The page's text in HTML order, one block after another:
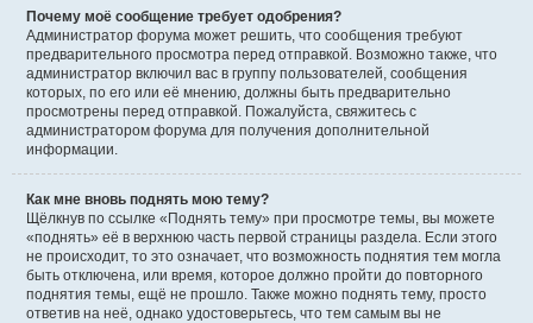
Почему моё сообщение требует одобрения?
Администратор форума может решить, что сообщения требуют
предварительного просмотра перед отправкой. Возможно также, что
администратор включил вас в группу пользователей, сообщения
которых, по его или её мнению, должны быть предварительно
просмотрены перед отправкой. Пожалуйста, свяжитесь с
администратором форума для получения дополнительной
информации.
Как мне вновь поднять мою тему?
Щёлкнув по ссылке «Поднять тему» при просмотре темы, вы можете
«поднять» её в верхнюю часть первой страницы раздела. Если этого
не происходит, то это означает, что возможность поднятия тем могла
быть отключена, или время, которое должно пройти до повторного
поднятия темы, ещё не прошло. Также можно поднять тему, просто
ответив на неё, однако удостоверьтесь, что тем самым вы не